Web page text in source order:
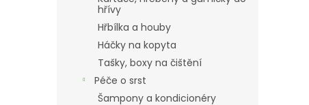
hřívy
Hřbílka a houby
Háčky na kopyta
Tašky, boxy na čištění
Péče o srst
Šampony a kondicionéry